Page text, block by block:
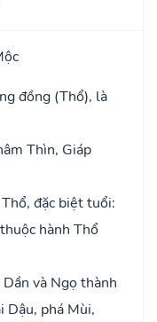
đồng (Thổ), là
Thìn, Giáp
đặc biệt tuổi:
hành Thổ
và Ngọ thành
Dậu, phá Mùi,